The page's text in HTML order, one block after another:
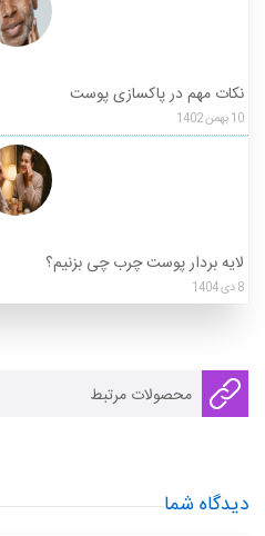
نکات مهم در پاکسازی پوست
10بهمن1402
لایه‌ بردار پوست چرب چی بزنیم؟
8دی1404
محصولات مرتبط
دیدگاه شما